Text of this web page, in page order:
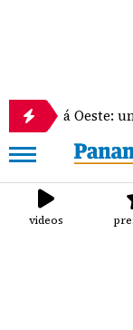
una crisis
videos